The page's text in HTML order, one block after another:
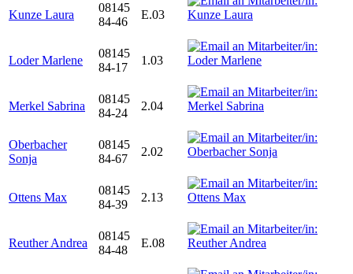
Kunze Laura
08145
84-46
E.03
Loder Marlene
08145
84-17
1.03
Merkel Sabrina
08145
84-24
2.04
Oberbacher
Sonja
08145
84-67
2.02
Ottens Max
08145
84-39
2.13
Reuther Andrea
08145
84-48
E.08